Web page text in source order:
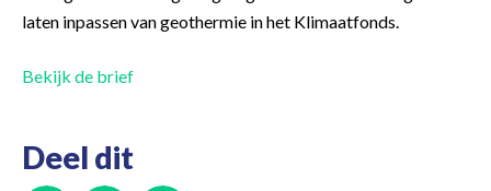
laten inpassen van geothermie in het Klimaatfonds.
Bekijk de brief
Deel dit